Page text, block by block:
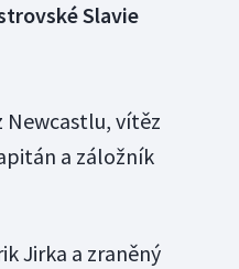
Slavie
Newcastlu, vítěz
a záložník
Jirka a zraněný